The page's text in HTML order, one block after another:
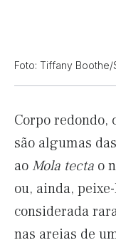
Foto: Tiffany
Corpo redondo,
são algumas
ao Mola tecta o
ou, ainda,
considerada
nas areias de